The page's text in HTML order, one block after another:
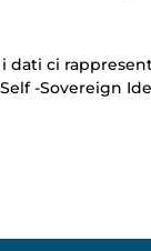
dati ci
-Sovereign